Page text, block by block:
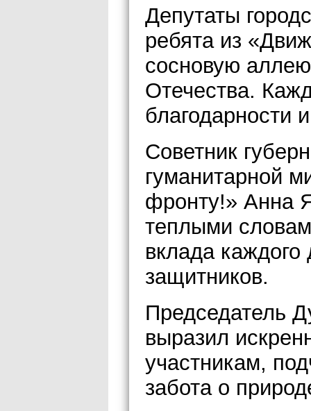
Депутаты
ребята из
сосновую
Отечества.
благодарности
Советник
гуманитарной
фронту!» Анна
теплыми
вклада
защитников.
Председатель
выразил
участникам,
забота о